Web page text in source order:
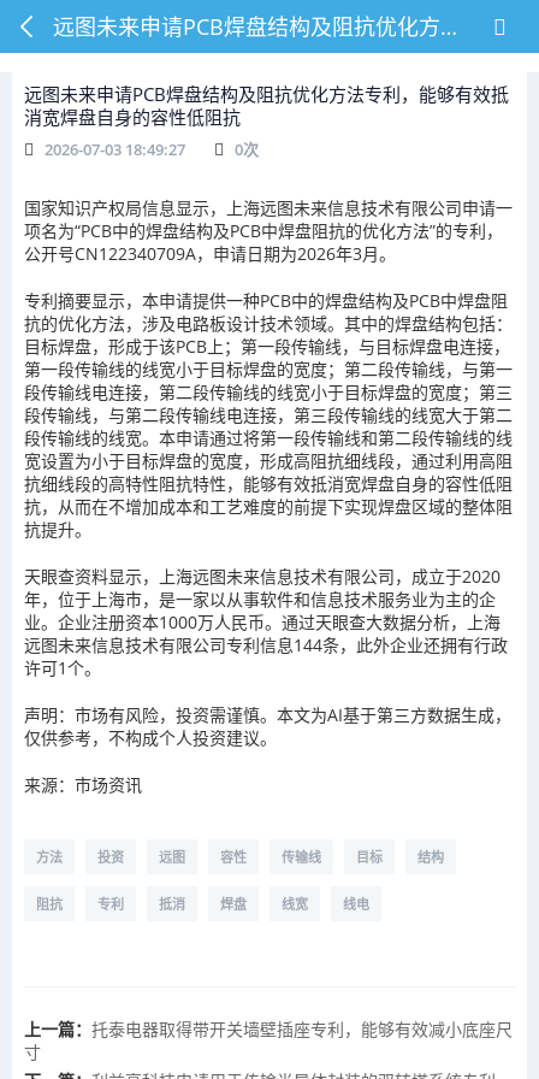
远图未来申请PCB焊盘结构及阻抗优化方法专利，能够有效抵消宽焊盘自身的容性低阻抗
远图未来申请PCB焊盘结构及阻抗优化方法专利，能够有效抵
消宽焊盘自身的容性低阻抗
2026-07-03 18:49:27 0次
国家知识产权局信息显示，上海远图未来信息技术有限公司申请一
项名为“PCB中的焊盘结构及PCB中焊盘阻抗的优化方法”的专利，
公开号CN122340709A，申请日期为2026年3月。
专利摘要显示，本申请提供一种PCB中的焊盘结构及PCB中焊盘阻
抗的优化方法，涉及电路板设计技术领域。其中的焊盘结构包括：
目标焊盘，形成于该PCB上；第一段传输线，与目标焊盘电连接，
第一段传输线的线宽小于目标焊盘的宽度；第二段传输线，与第一
段传输线电连接，第二段传输线的线宽小于目标焊盘的宽度；第三
段传输线，与第二段传输线电连接，第三段传输线的线宽大于第二
段传输线的线宽。本申请通过将第一段传输线和第二段传输线的线
宽设置为小于目标焊盘的宽度，形成高阻抗细线段，通过利用高阻
抗细线段的高特性阻抗特性，能够有效抵消宽焊盘自身的容性低阻
抗，从而在不增加成本和工艺难度的前提下实现焊盘区域的整体阻
抗提升。
天眼查资料显示，上海远图未来信息技术有限公司，成立于2020
年，位于上海市，是一家以从事软件和信息技术服务业为主的企
业。企业注册资本1000万人民币。通过天眼查大数据分析，上海
远图未来信息技术有限公司专利信息144条，此外企业还拥有行政
许可1个。
声明：市场有风险，投资需谨慎。本文为AI基于第三方数据生成，
仅供参考，不构成个人投资建议。
来源：市场资讯
方法 投资 远图 容性 传输线 目标 结构
阻抗 专利 抵消 焊盘 线宽 线电
上一篇： 托泰电器取得带开关墙壁插座专利，能够有效减小底座尺
寸